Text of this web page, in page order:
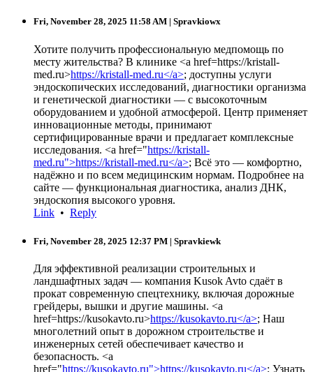
Fri, November 28, 2025 11:58 AM | Spravkiowx
Хотите получить профессиональную медпомощь по
месту жительства? В клинике <a href=https://kristall-
med.ru>https://kristall-med.ru</a>; доступны услуги
эндоскопических исследований, диагностики организма
и генетической диагностики — с высокоточным
оборудованием и удобной атмосферой. Центр применяет
инновационные методы, принимают
сертифицированные врачи и предлагает комплексные
исследования. <a href="https://kristall-
med.ru">https://kristall-med.ru</a>; Всё это — комфортно,
надёжно и по всем медицинским нормам. Подробнее на
сайте — функциональная диагностика, анализ ДНК,
эндоскопия высокого уровня.
Link • Reply
Fri, November 28, 2025 12:37 PM | Spravkiewk
Для эффективной реализации строительных и
ландшафтных задач — компания Kusok Avto сдаёт в
прокат современную спецтехнику, включая дорожные
грейдеры, вышки и другие машины. <a
href=https://kusokavto.ru>https://kusokavto.ru</a>; Наш
многолетний опыт в дорожном строительстве и
инженерных сетей обеспечивает качество и
безопасность. <a
href="https://kusokavto.ru">https://kusokavto.ru</a>; Узнать